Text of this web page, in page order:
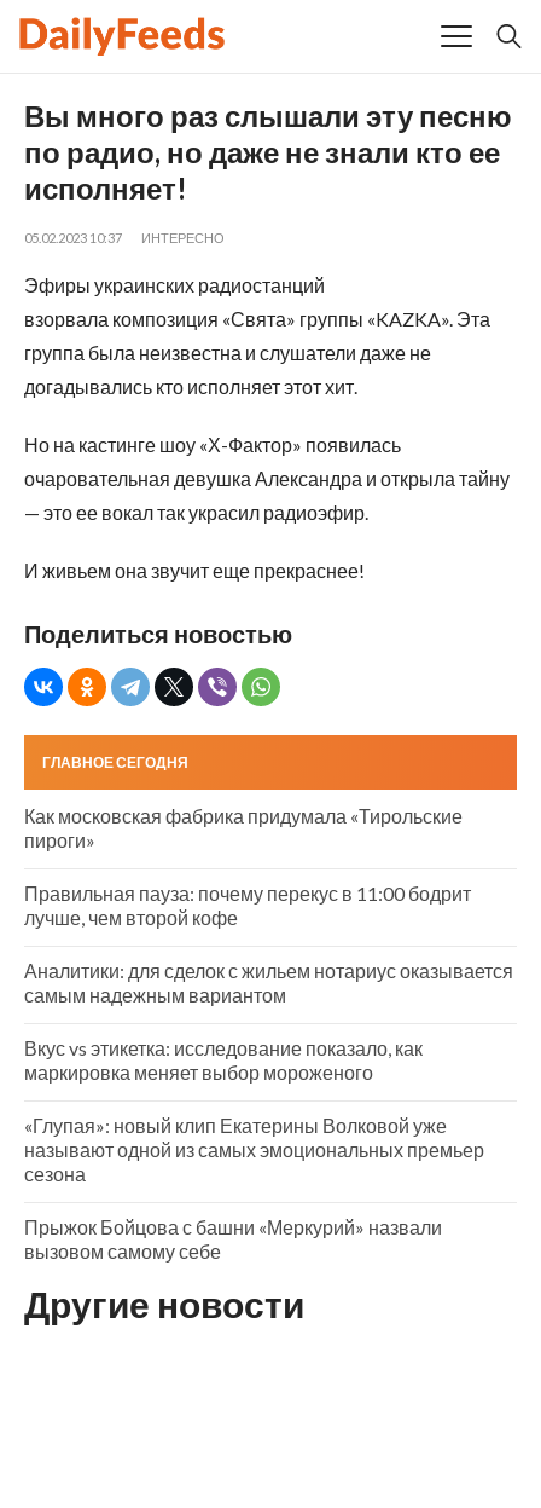
Вы много раз слышали эту песню
по радио, но даже не знали кто ее
исполняет!
05.02.2023 10:37 ИНТЕРЕСНО
Эфиры украинских радиостанций
взорвала композиция «Свята» группы «KAZKA». Эта
группа была неизвестна и слушатели даже не
догадывались кто исполняет этот хит.
Но на кастинге шоу «Х-Фактор» появилась
очаровательная девушка Александра и открыла тайну
— это ее вокал так украсил радиоэфир.
И живьем она звучит еще прекраснее!
Поделиться новостью
ГЛАВНОЕ СЕГОДНЯ
Как московская фабрика придумала «Тирольские
пироги»
Правильная пауза: почему перекус в 11:00 бодрит
лучше, чем второй кофе
Аналитики: для сделок с жильем нотариус оказывается
самым надежным вариантом
Вкус vs этикетка: исследование показало, как
маркировка меняет выбор мороженого
«Глупая»: новый клип Екатерины Волковой уже
называют одной из самых эмоциональных премьер
сезона
Прыжок Бойцова с башни «Меркурий» назвали
вызовом самому себе
Другие новости